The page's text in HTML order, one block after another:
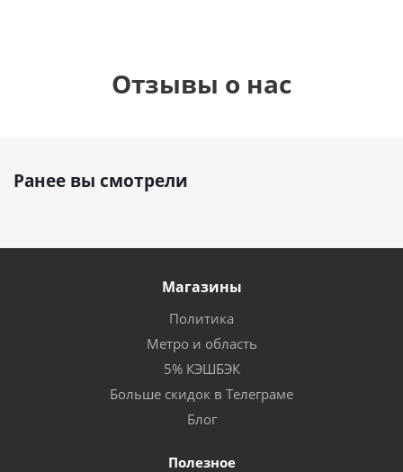
Отзывы о нас
Ранее вы смотрели
Магазины
Политика
Метро и область
5% КЭШБЭК
Больше скидок в Телеграме
Блог
Полезное